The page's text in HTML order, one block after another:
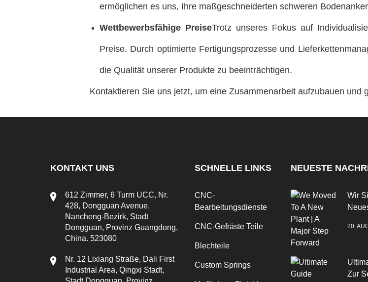
ermöglichen es uns, Ihre maßgeschneiderten schweren
Wettbewerbsfähige PreiseTrotz unseres Fokus auf
Preise. Durch optimierte Fertigungsprozesse und
die Qualität unserer Produkte zu beeinträchtigen.
Kontaktieren Sie uns jetzt, um eine Zusammenarbeit aufzubauen und
KONTAKT UNS
612 Zimmer, 6 Turm UCC, Nr.
428, Dongguan Avenue,
Nancheng-Bezirk, Stadt
Dongguan, Provinz Guangdong,
China. 523080
Nr. 12 Lixiang Straße, Dali First
Industrial Area, Qingxi Stadt,
SCHNELLE LINKS
CNC-
Bearbeitungsdienste
CNC-Gefräste Teile
Blechteile
Custom Springs
NEUESTE
Wir
20.
Zur